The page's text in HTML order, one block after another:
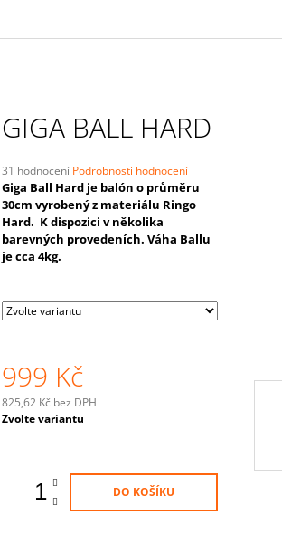
GIGA BALL HARD
Průměrné
hodnocení
produktu
je
5,0
z
5
31 hodnocení Podrobnosti hodnocení
Giga Ball Hard je balón o průměru
30cm vyrobený z materiálu Ringo
Hard. K dispozici v několika
barevných provedeních. Váha Ballu
je cca 4kg.
999 Kč
825,62 Kč bez DPH
Měrná
Zvolte variantu
DO KOŠÍKU